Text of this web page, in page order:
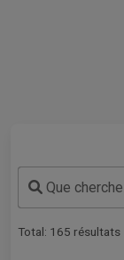
Que
Total: 165 résultats